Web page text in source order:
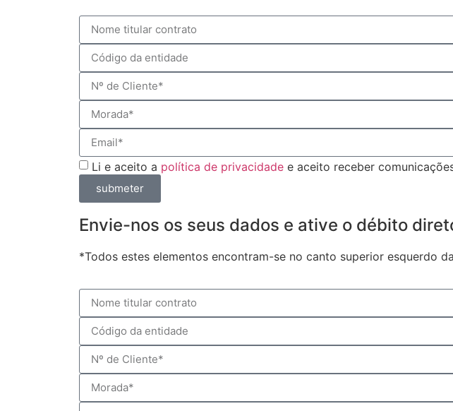
Li e aceito a política de privacidade e aceito receber
submeter
Envie-nos os seus dados e ative o débito
*Todos estes elementos encontram-se no canto superior esquerdo